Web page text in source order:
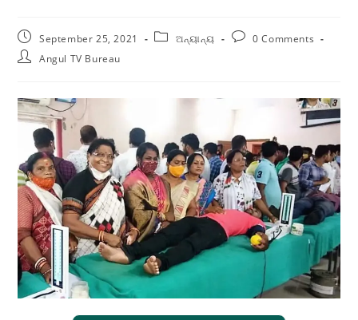
September 25, 2021 ଅନ୍ୟାନ୍ୟ
0 Comments
Angul TV Bureau